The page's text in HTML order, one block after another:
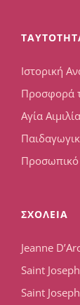
Ιστορική
Προσφορά
Αγία
Προσωπικό
ΣΧΟΛΕΙΑ
Jeanne
Saint
Saint